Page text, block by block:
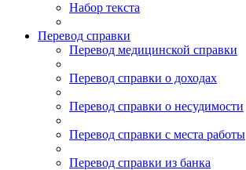
Набор текста
Перевод справки
Перевод медицинской справки
Перевод справки о доходах
Перевод справки о несудимости
Перевод справки с места работы
Перевод справки из банка